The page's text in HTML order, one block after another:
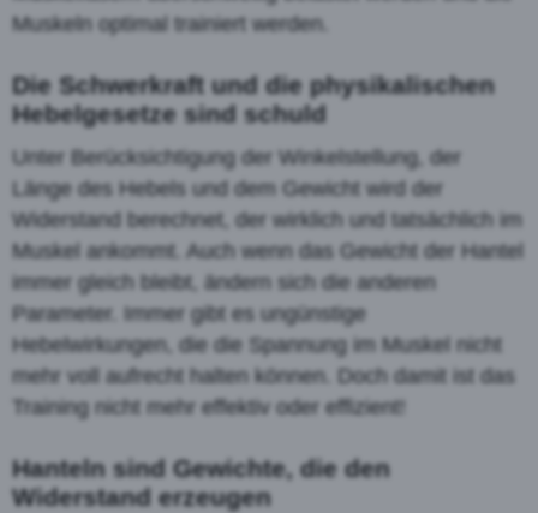
Muskeln optimal trainiert werden.
Die Schwerkraft und die physikalischen
Hebelgesetze sind schuld
Unter Berücksichtigung der Winkelstellung, der
Länge des Hebels und dem Gewicht wird der
Widerstand berechnet, der wirklich und tatsächlich im
Muskel ankommt. Auch wenn das Gewicht der Hantel
immer gleich bleibt, ändern sich die anderen
Parameter. Immer gibt es ungünstige
Hebelwirkungen, die die Spannung im Muskel nicht
mehr voll aufrecht halten können. Doch damit ist das
Training nicht mehr effektiv oder effizient!
Hanteln sind Gewichte, die den
Widerstand erzeugen